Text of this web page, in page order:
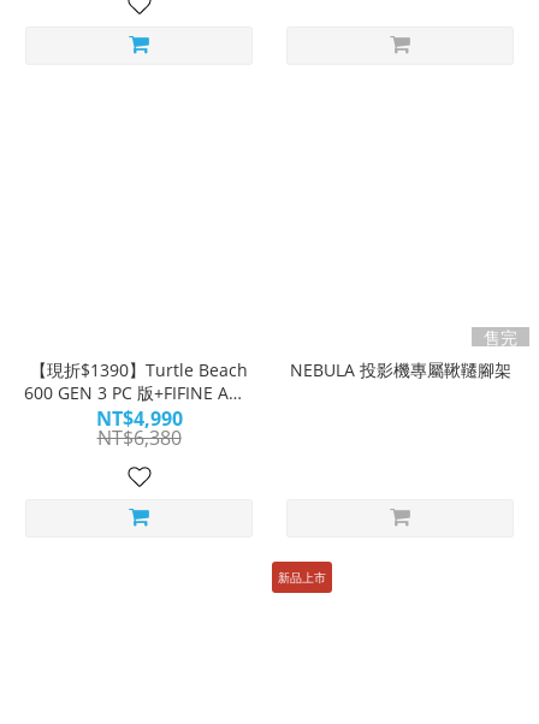
【現折$1390】Turtle Beach
600 GEN 3 PC 版+FIFINE AM6
電競麥克風
NT$4,990
NT$6,380
售完
NEBULA 投影機專屬鞦韆腳架
新品上市